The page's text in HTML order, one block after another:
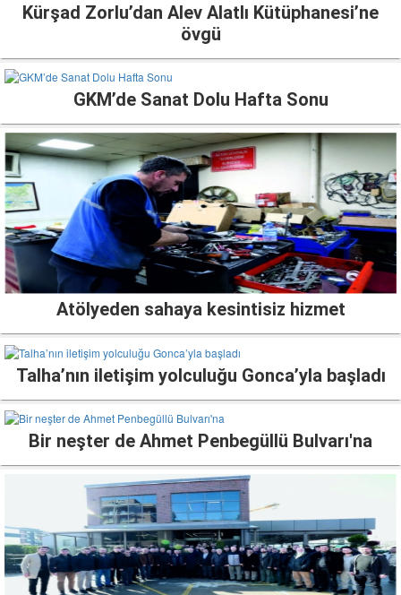
Kürşad Zorlu’dan Alev Alatlı Kütüphanesi’ne
övgü
GKM’de Sanat Dolu Hafta Sonu
Atölyeden sahaya kesintisiz hizmet
Talha’nın iletişim yolculuğu Gonca’yla başladı
Bir neşter de Ahmet Penbegüllü Bulvarı'na